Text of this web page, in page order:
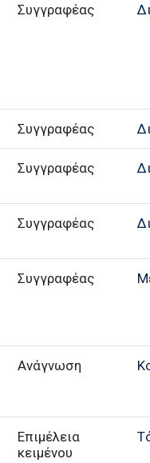
Συγγραφέας
Συγγραφέας
Συγγραφέας
Συγγραφέας
Συγγραφέας
Ανάγνωση
Επιμέλεια
κειμένου